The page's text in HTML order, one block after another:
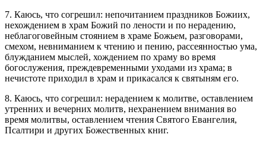
7. Каюсь, что согрешил: непочитанием праздников Божиих,
нехождением в храм Божий по лености и по нерадению,
неблагоговейным стоянием в храме Божьем, разговорами,
смехом, невниманием к чтению и пению, рассеянностью ума,
блужданием мыслей, хождением по храму во время
богослужения, преждевременными уходами из храма; в
нечистоте приходил в храм и прикасался к святыням его.
8. Каюсь, что согрешил: нерадением к молитве, оставлением
утренних и вечерних молитв, нехранением внимания во
время молитвы, оставлением чтения Святого Евангелия,
Псалтири и других Божественных книг.